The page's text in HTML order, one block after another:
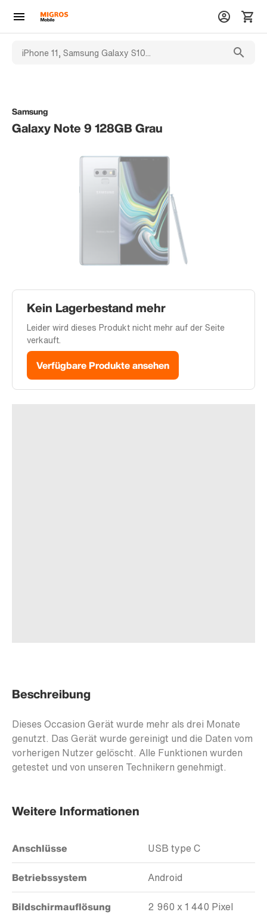
Samsung
Galaxy Note 9 128GB Grau
Kein Lagerbestand mehr
Leider wird dieses Produkt nicht mehr auf der Seite
verkauft.
Verfügbare Produkte ansehen
Beschreibung
Dieses Occasion Gerät wurde mehr als drei Monate
genutzt. Das Gerät wurde gereinigt und die Daten vom
vorherigen Nutzer gelöscht. Alle Funktionen wurden
getestet und von unseren Technikern genehmigt.
Weitere Informationen
Anschlüsse USB type C
Betriebssystem Android
Bildschirmauflösung 2 960 x 1 440 Pixel